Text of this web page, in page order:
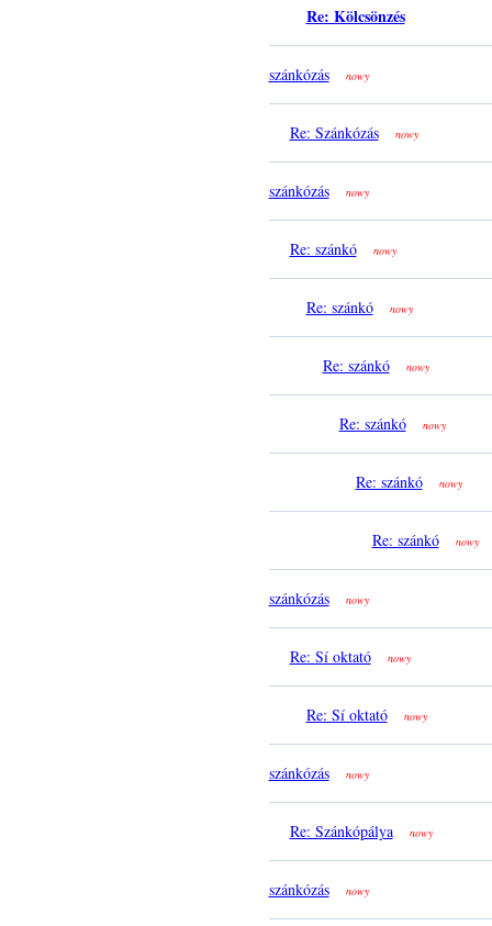
Re: Kölcsönzés
szánkózás nowy
Re: Szánkózás nowy
szánkózás nowy
Re: szánkó nowy
Re: szánkó nowy
Re: szánkó nowy
Re: szánkó nowy
Re: szánkó nowy
Re: szánkó nowy
szánkózás nowy
Re: Sí oktató nowy
Re: Sí oktató nowy
szánkózás nowy
Re: Szánkópálya nowy
szánkózás nowy